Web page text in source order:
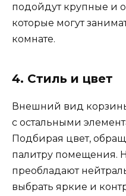
подойдут крупные и
которые могут
комнате.
4. Стиль и цвет
Внешний вид
с остальными
Подбирая цвет,
палитру помещения.
преобладают
выбрать яркие и